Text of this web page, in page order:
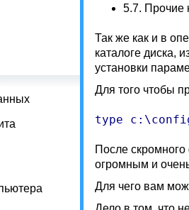
5.7. Прочие
Так же как и в
каталоге диска,
установки
Для того чтобы
type
После
огромным и
Для чего вам